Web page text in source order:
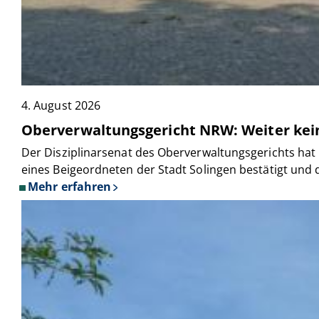
4. August 2026
Oberverwaltungsgericht NRW: Weiter
Der Disziplinarsenat des Oberverwaltungsgerichts
eines Beigeordneten der Stadt Solingen bestätigt
Mehr erfahrenüber
Oberverwaltungsgericht
keine
eines